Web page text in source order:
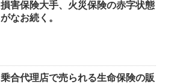
損害保険大手、火災保険の赤字状態
がなお続く。
乗合代理店で売られる生命保険の販